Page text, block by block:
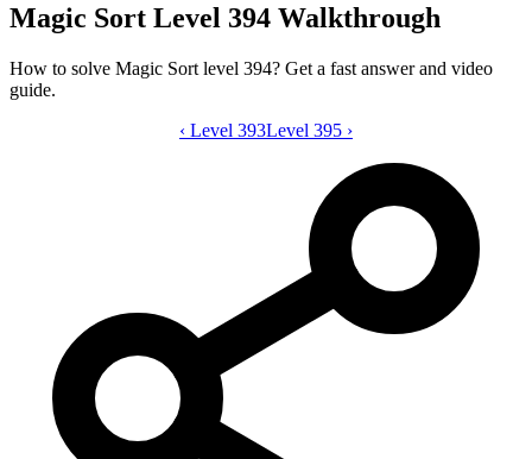
Magic Sort Level 394 Walkthrough
How to solve Magic Sort level 394? Get a fast answer and video
guide.
Magic Sort level 394 video guide
‹ Level 393Level 395 ›